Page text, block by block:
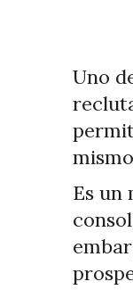
Uno
Es un